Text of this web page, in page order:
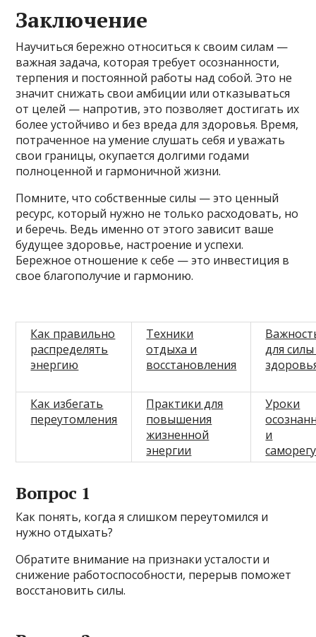
Заключение
Научиться бережно относиться к своим силам —
важная задача, которая требует осознанности,
терпения и постоянной работы над собой. Это не
значит снижать свои амбиции или отказываться
от целей — напротив, это позволяет достигать их
более устойчиво и без вреда для здоровья. Время,
потраченное на умение слушать себя и уважать
свои границы, окупается долгими годами
полноценной и гармоничной жизни.
Помните, что собственные силы — это ценный
ресурс, который нужно не только расходовать, но
и беречь. Ведь именно от этого зависит ваше
будущее здоровье, настроение и успехи.
Бережное отношение к себе — это инвестиция в
свое благополучие и гармонию.
Как правильно
распределять
энергию
Техники
отдыха и
восстановления
для
Как избегать
переутомления
Практики для
повышения
жизненной
энергии
Уроки
и
Вопрос 1
Как понять, когда я слишком переутомился и
нужно отдыхать?
Обратите внимание на признаки усталости и
снижение работоспособности, перерыв поможет
восстановить силы.